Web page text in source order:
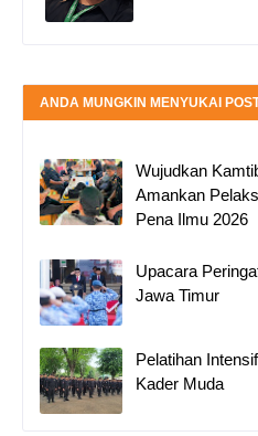
ANDA MUNGKIN MENYUKAI
Wujudkan
Amankan
Pena Ilmu 2026
Upacara
Jawa Timur
Pelatihan
Kader Muda